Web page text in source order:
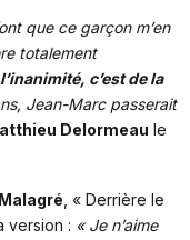
que ce garçon m’en
totalement
c’est de la
Jean-Marc passerait
Delormeau le
, « Derrière le
version : « Je n’aime